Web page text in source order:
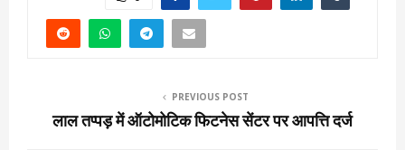
PREVIOUS POST
लाल तप्पड़ में ऑटोमोटिक फिटनेस सेंटर पर आपत्ति दर्ज